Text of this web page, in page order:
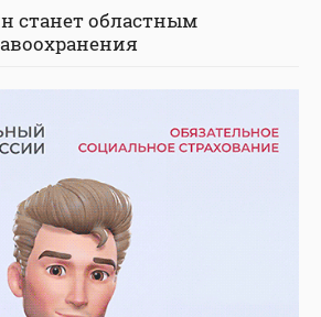
станет областным